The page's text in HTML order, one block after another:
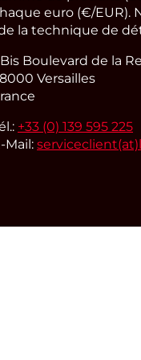
euro (€/EUR).
la technique de
Bis Boulevard de la
Versailles
+33 (0) 139 595 225
Mail: serviceclient(at)